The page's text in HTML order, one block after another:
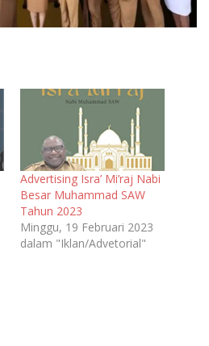
Advertising Isra’ Mi’raj Nabi
Besar Muhammad SAW
Tahun 2023
Minggu, 19 Februari 2023
dalam "Iklan/Advetorial"